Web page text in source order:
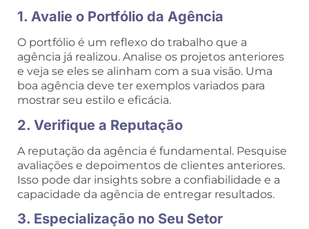
1. Avalie o Portfólio da Agência
O portfólio é um reflexo do trabalho que a
agência já realizou. Analise os projetos anteriores
e veja se eles se alinham com a sua visão. Uma
boa agência deve ter exemplos variados para
mostrar seu estilo e eficácia.
2. Verifique a Reputação
A reputação da agência é fundamental. Pesquise
avaliações e depoimentos de clientes anteriores.
Isso pode dar insights sobre a confiabilidade e a
capacidade da agência de entregar resultados.
3. Especialização no Seu Setor